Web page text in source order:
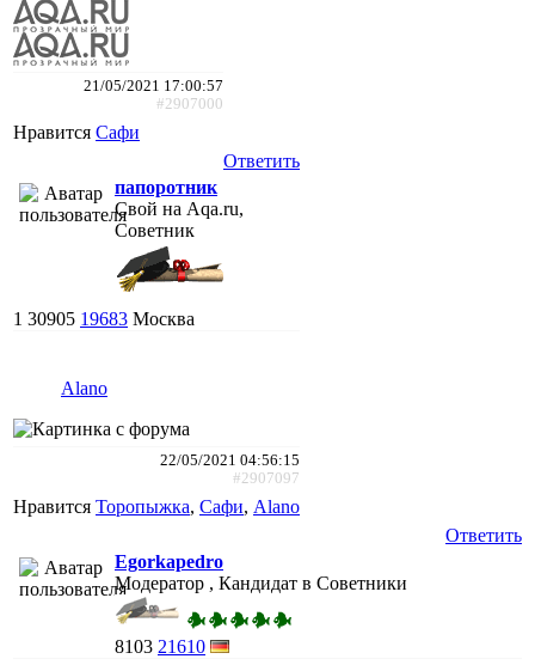
21/05/2021 17:00:57
#2907000
Нравится Сафи
Ответить
папоротник
Свой на Aqa.ru,
Советник
1 30905 19683 Москва
Alano
22/05/2021 04:56:15
#2907097
Нравится Торопыжка, Сафи, Alano
Ответить
Egorkapedro
Модератор , Кандидат в Советники
8103 21610